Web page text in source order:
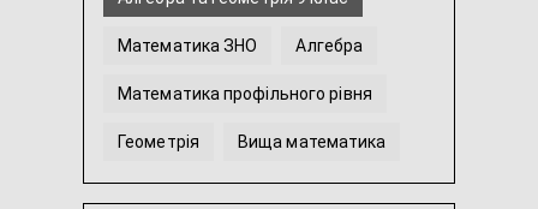
Математика ЗНО Алгебра
Математика профільного рівня
Геометрія Вища математика
...